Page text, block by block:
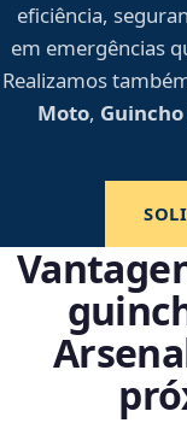
eficiência,
em emergências
Realizamos
Moto,